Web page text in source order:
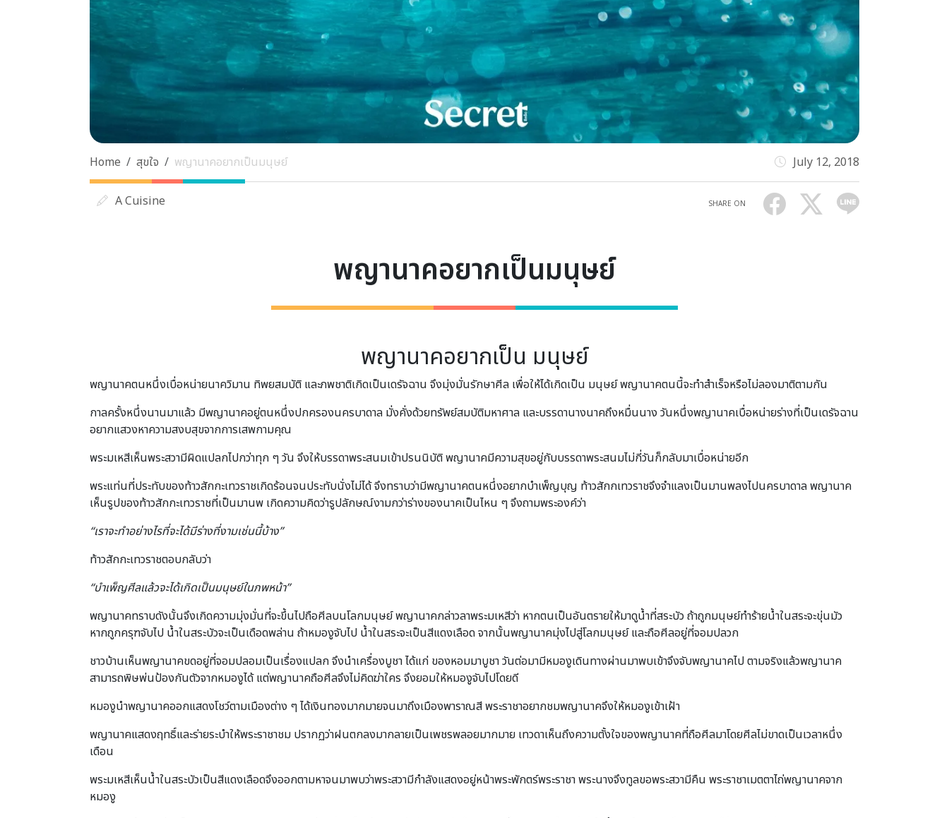
Home สุขใจ พญานาคอยากเป็นมนุษย์ July 12, 2018
A Cuisine SHARE ON
พญานาคอยากเป็นมนุษย์
พญานาคอยากเป็น มนุษย์
พญานาคตนหนึ่งเบื่อหน่ายนาควิมาน ทิพยสมบัติ และภพชาติเกิดเป็นเดรัจฉาน จึงมุ่งมั่นรักษาศีล เพื่อให้ได้เกิดเป็น มนุษย์ พญานาคตนนี้จะทำสำเร็จหรือไม่ลองมาติตามกัน
กาลครั้งหนึ่งนานมาแล้ว มีพญานาคอยู่ตนหนึ่งปกครองนครบาดาล มั่งคั่งด้วยทรัพย์สมบัติมหาศาล และบรรดานางนาคถึงหมื่นนาง วันหนึ่งพญานาคเบื่อหน่ายร่างที่เป็นเดรัจฉาน
อยากแสวงหาความสงบสุขจากการเสพกามคุณ
พระมเหสีเห็นพระสวามีผิดแปลกไปกว่าทุก ๆ วัน จึงให้บรรดาพระสนมเข้าปรนนิบัติ พญานาคมีความสุขอยู่กับบรรดาพระสนมไม่กี่วันก็กลับมาเบื่อหน่ายอีก
พระแท่นที่ประทับของท้าวสักกะเทวราชเกิดร้อนจนประทับนั่งไม่ได้ จึงทราบว่ามีพญานาคตนหนึ่งอยากบำเพ็ญบุญ ท้าวสักกเทวราชจึงจำแลงเป็นมานพลงไปนครบาดาล พญานาค
เห็นรูปของท้าวสักกะเทวราชที่เป็นมานพ เกิดความคิดว่ารูปลักษณ์งามกว่าร่างของนาคเป็นไหน ๆ จึงถามพระองค์ว่า
“เราจะทำอย่างไรที่จะได้มีร่างที่งามเช่นนี้บ้าง”
ท้าวสักกะเทวราชตอบกลับว่า
“บำเพ็ญศีลแล้วจะได้เกิดเป็นมนุษย์ในภพหน้า”
พญานาคทราบดังนั้นจึงเกิดความมุ่งมั่นที่จะขึ้นไปถือศีลบนโลกมนุษย์ พญานาคกล่าวลาพระมเหสีว่า หากตนเป็นอันตรายให้มาดูน้ำที่สระบัว ถ้าถูกมนุษย์ทำร้ายน้ำในสระจะขุ่นมัว
หากถูกครุฑจับไป น้ำในสระบัวจะเป็นเดือดพล่าน ถ้าหมองูจับไป น้ำในสระจะเป็นสีแดงเลือด จากนั้นพญานาคมุ่งไปสู่โลกมนุษย์ และถือศีลอยู่ที่จอมปลวก
ชาวบ้านเห็นพญานาคขดอยู่ที่จอมปลอมเป็นเรื่องแปลก จึงนำเครื่องบูชา ได้แก่ ของหอมมาบูชา วันต่อมามีหมองูเดินทางผ่านมาพบเข้าจึงจับพญานาคไป ตามจริงแล้วพญานาค
สามารถพิษพ่นป้องกันตัวจากหมองูได้ แต่พญานาคถือศีลจึงไม่คิดฆ่าใคร จึงยอมให้หมองูจับไปโดยดี
หมองูนำพญานาคออกแสดงโชว์ตามเมืองต่าง ๆ ได้เงินทองมากมายจนมาถึงเมืองพาราณสี พระราชาอยากชมพญานาคจึงให้หมองูเข้าเฝ้า
พญานาคแสดงฤทธิ์และร่ายระบำให้พระราชาชม ปรากฏว่าฝนตกลงมากลายเป็นเพชรพลอยมากมาย เทวดาเห็นถึงความตั้งใจของพญานาคที่ถือศีลมาโดยศีลไม่ขาดเป็นเวลาหนึ่ง
เดือน
พระมเหสีเห็นน้ำในสระบัวเป็นสีแดงเลือดจึงออกตามหาจนมาพบว่าพระสวามีกำลังแสดงอยู่หน้าพระพักตร์พระราชา พระนางจึงทูลขอพระสวามีคืน พระราชาเมตตาไถ่พญานาคจาก
หมองู